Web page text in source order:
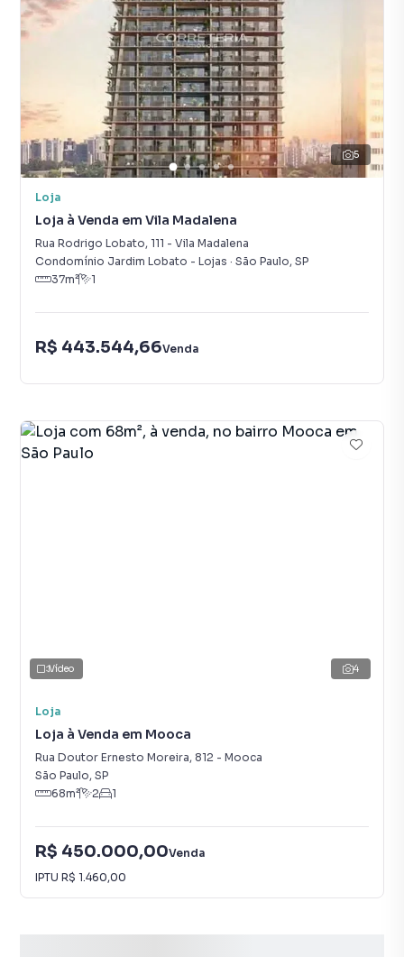
5
Loja
Loja à Venda em Vila Madalena
Rua Rodrigo Lobato, 111 - Vila Madalena
Condomínio Jardim Lobato - Lojas · São Paulo, SP
37m² 1
R$ 443.544,66Venda
4
Vídeo
Loja
Loja à Venda em Mooca
Rua Doutor Ernesto Moreira, 812 - Mooca
São Paulo, SP
68m² 2 1
R$ 450.000,00Venda
IPTU R$ 1.460,00